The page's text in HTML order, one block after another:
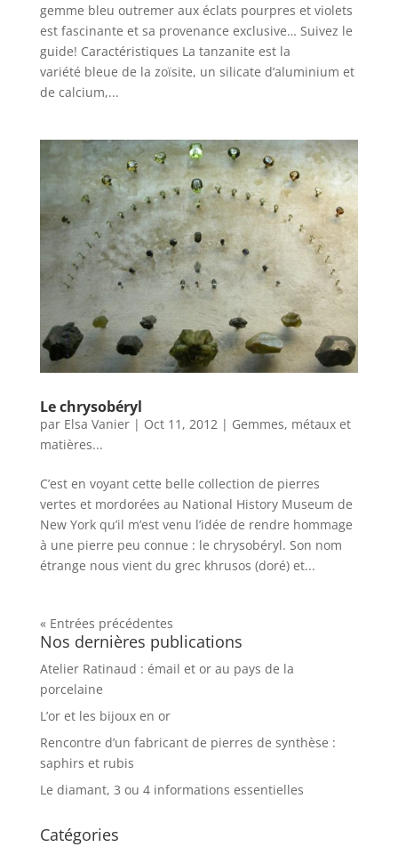
gemme bleu outremer aux éclats pourpres et violets
est fascinante et sa provenance exclusive… Suivez le
guide! Caractéristiques La tanzanite est la
variété bleue de la zoïsite, un silicate d’aluminium et
de calcium,...
Le chrysobéryl
par Elsa Vanier| Oct 11, 2012| Gemmes, métaux et
matières...
C’est en voyant cette belle collection de pierres
vertes et mordorées au National History Museum de
New York qu’il m’est venu l’idée de rendre hommage
à une pierre peu connue : le chrysobéryl. Son nom
étrange nous vient du grec khrusos (doré) et...
« Entrées précédentes
Nos dernières publications
Atelier Ratinaud : émail et or au pays de la
porcelaine
L’or et les bijoux en or
Rencontre d’un fabricant de pierres de synthèse :
saphirs et rubis
Le diamant, 3 ou 4 informations essentielles
Catégories